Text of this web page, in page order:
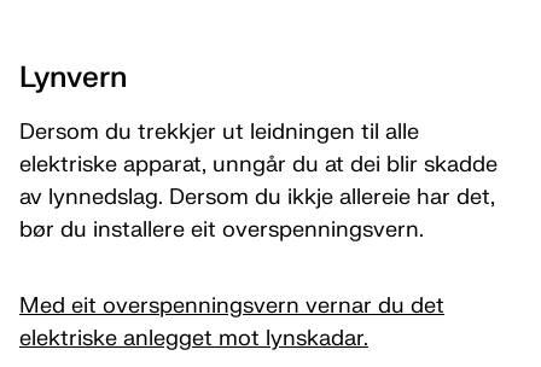
Lynvern
Dersom du trekkjer ut leidningen til alle
elektriske apparat, unngår du at dei blir skadde
av lynnedslag. Dersom du ikkje allereie har det,
bør du installere eit overspenningsvern.
Med eit overspenningsvern vernar du det
elektriske anlegget mot lynskadar.